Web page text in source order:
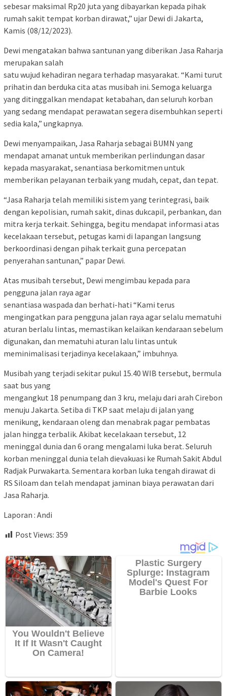
sebesar maksimal Rp20 juta yang dibayarkan kepada pihak
rumah sakit tempat korban dirawat,” ujar Dewi di Jakarta,
Kamis (08/12/2023).
Dewi mengatakan bahwa santunan yang diberikan Jasa Raharja
merupakan salah
satu wujud kehadiran negara terhadap masyarakat. “Kami turut
prihatin dan berduka cita atas musibah ini. Semoga keluarga
yang ditinggalkan mendapat ketabahan, dan seluruh korban
yang sedang mendapat perawatan segera disembuhkan seperti
sedia kala,” ungkapnya.
Dewi menyampaikan, Jasa Raharja sebagai BUMN yang
mendapat amanat untuk memberikan perlindungan dasar
kepada masyarakat, senantiasa berkomitmen untuk
memberikan pelayanan terbaik yang mudah, cepat, dan tepat.
“Jasa Raharja telah memiliki sistem yang terintegrasi, baik
dengan kepolisian, rumah sakit, dinas dukcapil, perbankan, dan
mitra kerja terkait. Sehingga, begitu mendapat informasi atas
kecelakaan tersebut, petugas kami di lapangan langsung
berkoordinasi dengan pihak terkait guna percepatan
penyerahan santunan,” papar Dewi.
Atas musibah tersebut, Dewi mengimbau kepada para
pengguna jalan raya agar
senantiasa waspada dan berhati-hati “Kami terus
mengingatkan para pengguna jalan raya agar selalu mematuhi
aturan berlalu lintas, memastikan kelaikan kendaraan sebelum
digunakan, dan mematuhi aturan lalu lintas untuk
meminimalisasi terjadinya kecelakaan,” imbuhnya.
Musibah yang terjadi sekitar pukul 15.40 WIB tersebut, bermula
saat bus yang
mengangkut 18 penumpang dan 3 kru, melaju dari arah Cirebon
menuju Jakarta. Setiba di TKP saat melaju di jalan yang
menikung, kendaraan oleng dan menabrak pagar pembatas
jalan hingga terbalik. Akibat kecelakaan tersebut, 12
meninggal dunia dan 6 orang mengalami luka berat. Seluruh
korban meninggal dunia telah dievakuasi ke Rumah Sakit Abdul
Radjak Purwakarta. Sementara korban luka tengah dirawat di
RS Siloam dan telah mendapat jaminan biaya perawatan dari
Jasa Raharja.
Laporan : Andi
Post Views: 359